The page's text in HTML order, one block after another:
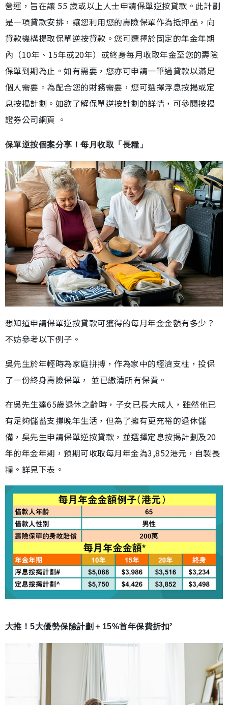
營運，旨在讓 55 歲或以上人士申請保單逆按貸款。此計劃
是一項貸款安排，讓您利用您的壽險保單作為抵押品，向
貸款機構提取保單逆按貸款。您可選擇於固定的年金年期
內（10年、15年或20年）或終身每月收取年金至您的壽險
保單到期為止。如有需要，您亦可申請一筆過貸款以滿足
個人需要。為配合您的財務需要，您可選擇浮息按揭或定
息按揭計劃。如欲了解保單逆按計劃的詳情，可參閱按揭
證券公司網頁 。
保單逆按個案分享！每月收取「長糧」
想知道申請保單逆按貸款可獲得的每月年金金額有多少？
不妨參考以下例子。
吳先生於年輕時為家庭拼搏，作為家中的經濟支柱，投保
了一份終身壽險保單， 並已繳清所有保費。
在吳先生達65歲退休之齡時，子女已長大成人，雖然他已
有足夠儲蓄支撐晚年生活，但為了擁有更充裕的退休儲
備，吳先生申請保單逆按貸款，並選擇定息按揭計劃及20
年的年金年期，預期可收取每月年金為3,852港元，自製長
糧。詳見下表。
大推！5大優勢保險計劃＋15%首年保費折扣²